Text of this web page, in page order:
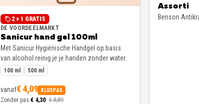
2 + 1 GRATIS
DE VOORDEELMARKT
Sanicur hand gel 100ml
Met Sanicur Hygiënische Handgel op basis
van alcohol reinig je je handen zonder water.
100 ml 500 ml
vanaf€ 4,09 KLUSPAS
Zonder pas € 4,30 € 8,89
Assorti
Benson